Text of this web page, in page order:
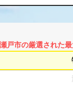
瀬戸市の厳選された